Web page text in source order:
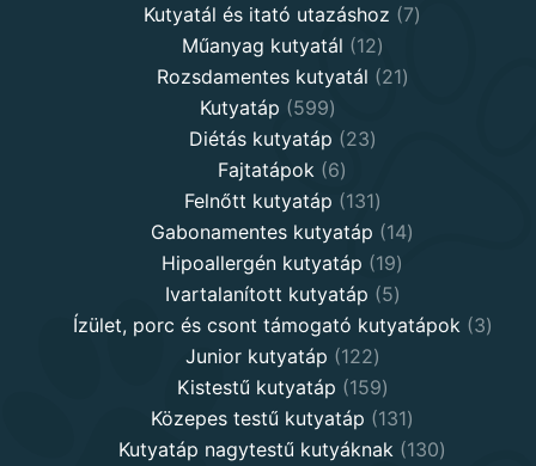
products
Kutyatál és itató utazáshoz 77
Műanyag kutyatál 1212
products
Rozsdamentes kutyatál 2121
Kutyatáp 599599
products
Diétás kutyatáp 2323
Fajtatápok 66
products
Felnőtt kutyatáp 131131
products
Gabonamentes kutyatáp 1414
Hipoallergén kutyatáp 1919
products
Ivartalanított kutyatáp 55
products
Ízület, porc és csont támogató kutyatápok 33
Junior kutyatáp 122122
products
Kistestű kutyatáp 159159
products
Közepes testű kutyatáp 131131
products
Kutyatáp nagytestű kutyáknak 130130